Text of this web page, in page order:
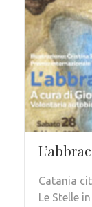
Catania
Le Stelle